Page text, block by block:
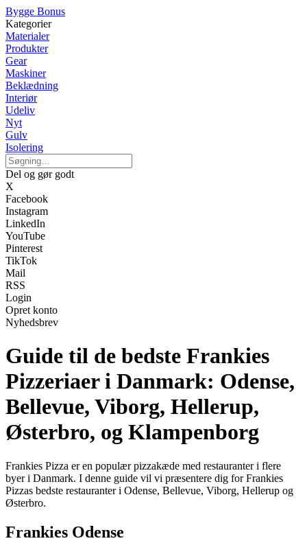
Bygge Bonus
Kategorier
Materialer
Produkter
Gear
Maskiner
Beklædning
Interiør
Udeliv
Nyt
Gulv
Isolering
Del og gør godt
X
Facebook
Instagram
LinkedIn
YouTube
Pinterest
TikTok
Mail
RSS
Login
Opret konto
Nyhedsbrev
Guide til de bedste Frankies
Pizzeriaer i Danmark: Odense,
Bellevue, Viborg, Hellerup,
Østerbro, og Klampenborg
Frankies Pizza er en populær pizzakæde med restauranter i flere
byer i Danmark. I denne guide vil vi præsentere dig for Frankies
Pizzas bedste restauranter i Odense, Bellevue, Viborg, Hellerup og
Østerbro.
Frankies Odense